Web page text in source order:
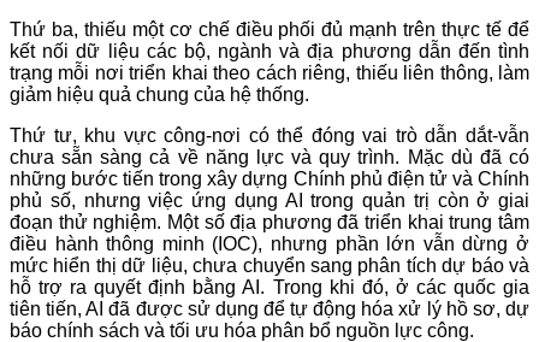
Thứ ba, thiếu một cơ chế điều phối đủ mạnh trên thực tế để
kết nối dữ liệu các bộ, ngành và địa phương dẫn đến tình
trạng mỗi nơi triển khai theo cách riêng, thiếu liên thông, làm
giảm hiệu quả chung của hệ thống.
Thứ tư, khu vực công-nơi có thể đóng vai trò dẫn dắt-vẫn
chưa sẵn sàng cả về năng lực và quy trình. Mặc dù đã có
những bước tiến trong xây dựng Chính phủ điện tử và Chính
phủ số, nhưng việc ứng dụng AI trong quản trị còn ở giai
đoạn thử nghiệm. Một số địa phương đã triển khai trung tâm
điều hành thông minh (IOC), nhưng phần lớn vẫn dừng ở
mức hiển thị dữ liệu, chưa chuyển sang phân tích dự báo và
hỗ trợ ra quyết định bằng AI. Trong khi đó, ở các quốc gia
tiên tiến, AI đã được sử dụng để tự động hóa xử lý hồ sơ, dự
báo chính sách và tối ưu hóa phân bổ nguồn lực công.